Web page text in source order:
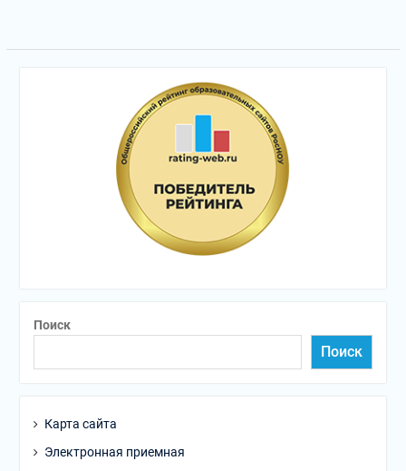
Поиск
Поиск
Карта сайта
Электронная приемная